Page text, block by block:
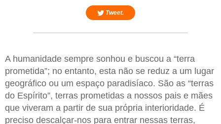
Tweet.
A humanidade sempre sonhou e buscou a “terra
prometida”; no entanto, esta não se reduz a um lugar
geográfico ou um espaço paradisíaco. São as “terras
do Espírito”, terras prometidas a nossos pais e mães
que viveram a partir de sua própria interioridade. É
preciso descalçar-nos para entrar nessas terras,